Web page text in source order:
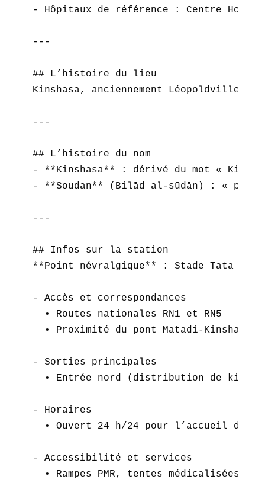
- Hôpitaux de référence : Centre
---
## L’histoire du lieu
Kinshasa, anciennement Léopoldville,
---
## L’histoire du nom
- **Kinshasa** : dérivé du mot «
- **Soudan** (Bilād al-sūdān) : «
---
## Infos sur la station
**Point névralgique** : Stade Tata
- Accès et correspondances
  • Routes nationales RN1 et RN5
  • Proximité du pont Matadi-Kinshasa
- Sorties principales
• Entrée nord (distribution de
- Horaires
• Ouvert 24 h/24 pour l’accueil
- Accessibilité et services
• Rampes PMR, tentes médicalisées,